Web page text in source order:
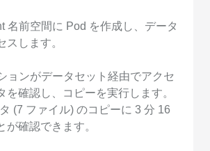
名前空間に Pod を作成し、データ
スします。
ョンがデータセット経由でアクセ
を確認し、コピーを実行します。
(7 ファイル) のコピーに 3 分 16
が確認できます。